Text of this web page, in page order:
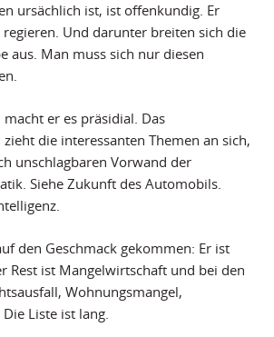
ursächlich ist, ist offenkundig. Er
Und darunter breiten sich die
aus. Man muss sich nur diesen
er es präsidial. Das
die interessanten Themen an sich,
unschlagbaren Vorwand der
Siehe Zukunft des Automobils.
den Geschmack gekommen: Er ist
Rest ist Mangelwirtschaft und bei den
Wohnungsmangel,
Liste ist lang.